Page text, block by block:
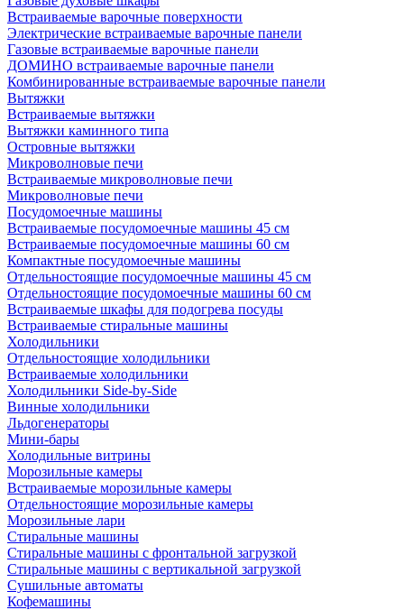
Встраиваемые варочные поверхности
Электрические встраиваемые варочные панели
Газовые встраиваемые варочные панели
ДОМИНО встраиваемые варочные панели
Комбинированные встраиваемые варочные панели
Вытяжки
Встраиваемые вытяжки
Вытяжки каминного типа
Островные вытяжки
Микроволновые печи
Встраиваемые микроволновые печи
Микроволновые печи
Посудомоечные машины
Встраиваемые посудомоечные машины 45 см
Встраиваемые посудомоечные машины 60 см
Компактные посудомоечные машины
Отдельностоящие посудомоечные машины 45 см
Отдельностоящие посудомоечные машины 60 см
Встраиваемые шкафы для подогрева посуды
Встраиваемые стиральные машины
Холодильники
Отдельностоящие холодильники
Встраиваемые холодильники
Холодильники Side-by-Side
Винные холодильники
Льдогенераторы
Мини-бары
Холодильные витрины
Морозильные камеры
Встраиваемые морозильные камеры
Отдельностоящие морозильные камеры
Морозильные лари
Стиральные машины
Стиральные машины с фронтальной загрузкой
Стиральные машины с вертикальной загрузкой
Сушильные автоматы
Кофемашины